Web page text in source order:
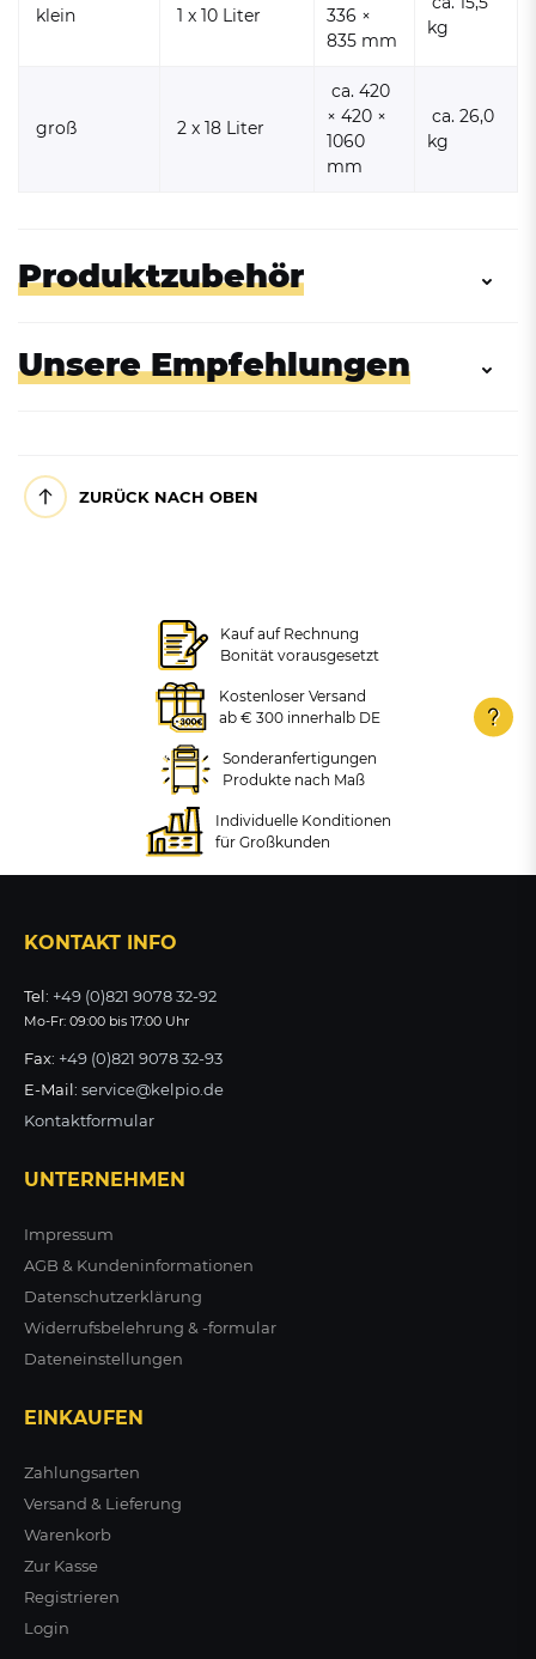
klein 1 x 10 Liter
336 ×
835 mm
kg
groß 2 x 18 Liter
ca. 420
× 420 ×
1060
mm
ca. 26,0
kg
Produktzubehör
Kunststoff, eckig, 10L
ZUM PRODUKT
Unsere Empfehlungen
Wertstoffsortiersystem 2-
fach, 100L, 2x 50L
ZUM PRODUKT
Wertstoffsammler 2-fach
inkl. Innenbehälter, 30L
und 60L
+ VARIANTEN
ab 442,64 €
zzgl. MwSt.
ZUM PRODUKT
ZURÜCK NACH OBEN
Kauf auf Rechnung
Bonität vorausgesetzt
Kostenloser Versand
ab € 300 innerhalb DE
Sonderanfertigungen
Produkte nach Maß
Individuelle Konditionen
für Großkunden
KONTAKT INFO
Tel: +49 (0)821 9078 32-92
Mo-Fr: 09:00 bis 17:00 Uhr
Fax: +49 (0)821 9078 32-93
E-Mail: service@kelpio.de
Kontaktformular
UNTERNEHMEN
Impressum
AGB & Kundeninformationen
Datenschutzerklärung
Widerrufsbelehrung & -formular
Dateneinstellungen
EINKAUFEN
Zahlungsarten
Versand & Lieferung
Warenkorb
Zur Kasse
Registrieren
Login